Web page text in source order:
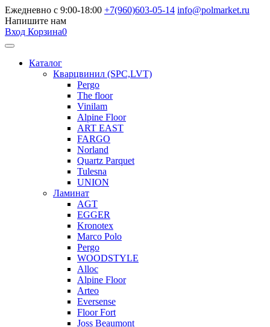
Ежедневно с 9:00-18:00 +7(960)603-05-14 info@polmarket.ru
Напишите нам
Вход Корзина0
Каталог
Кварцвинил (SPC,LVT)
Pergo
The floor
Vinilam
Alpine Floor
ART EAST
FARGO
Norland
Quartz Parquet
Tulesna
UNION
Ламинат
AGT
EGGER
Kronotex
Marco Polo
Pergo
WOODSTYLE
Alloc
Alpine Floor
Arteo
Eversense
Floor Fort
Joss Beaumont